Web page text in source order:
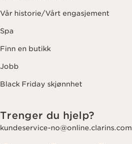
Vår historie/Vårt engasjement
Spa
Finn en butikk
Jobb
Black Friday skjønnhet
Trenger du hjelp?
kundeservice-no@online.clarins.com